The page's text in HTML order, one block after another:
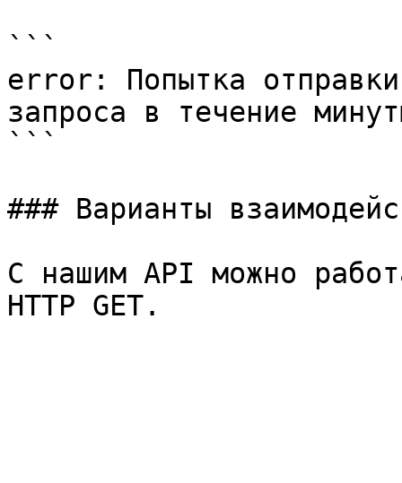
```
error: Попытка
запроса в течение
```
### Варианты
С нашим API можно